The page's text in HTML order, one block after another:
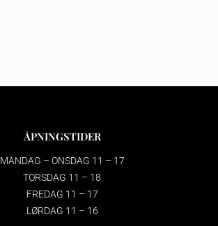
ÅPNINGSTIDER
MANDAG – ONSDAG 11 – 17
TORSDAG 11 – 18
FREDAG 11 – 17
LØRDAG 11 – 16